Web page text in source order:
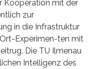
Kooperation mit der
zur
in die Infrastruktur
Experimen-ten mit
Die TU Ilmenau
Intelligenz des